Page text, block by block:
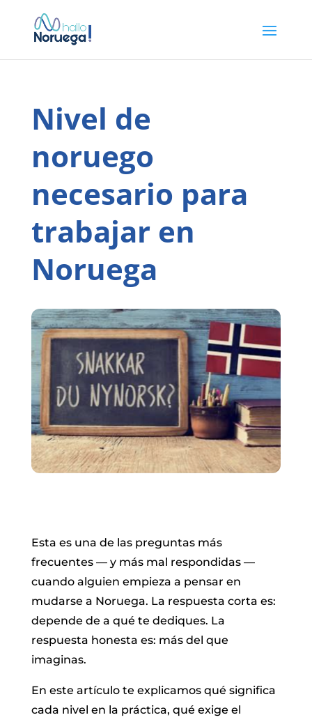
Nivel de
noruego
necesario para
trabajar en
Noruega
Esta es una de las preguntas más
frecuentes — y más mal respondidas —
cuando alguien empieza a pensar en
mudarse a Noruega. La respuesta corta es:
depende de a qué te dediques. La
respuesta honesta es: más del que
imaginas.
En este artículo te explicamos qué significa
cada nivel en la práctica, qué exige el